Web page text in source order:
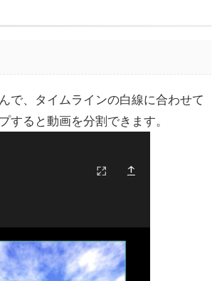
で、タイムラインの白線に合わせて
すると動画を分割できます。